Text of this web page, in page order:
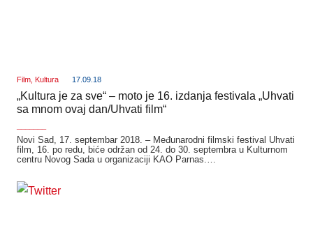
Film Kultura 17.09.18
„Kultura je za sve“ – moto je 16. izdanja festivala „Uhvati
sa mnom ovaj dan/Uhvati film“
Novi Sad, 17. septembar 2018. – Međunarodni filmski festival Uhvati
film, 16. po redu, biće održan od 24. do 30. septembra u Kulturnom
centru Novog Sada u organizaciji KAO Parnas.…